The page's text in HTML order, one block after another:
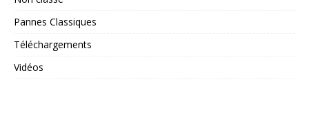
Pannes Classiques
Téléchargements
Vidéos